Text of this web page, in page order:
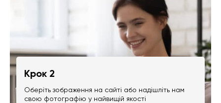
Крок 2
Оберіть зображення на сайті або надішліть нам
свою фотографію у найвищій якості